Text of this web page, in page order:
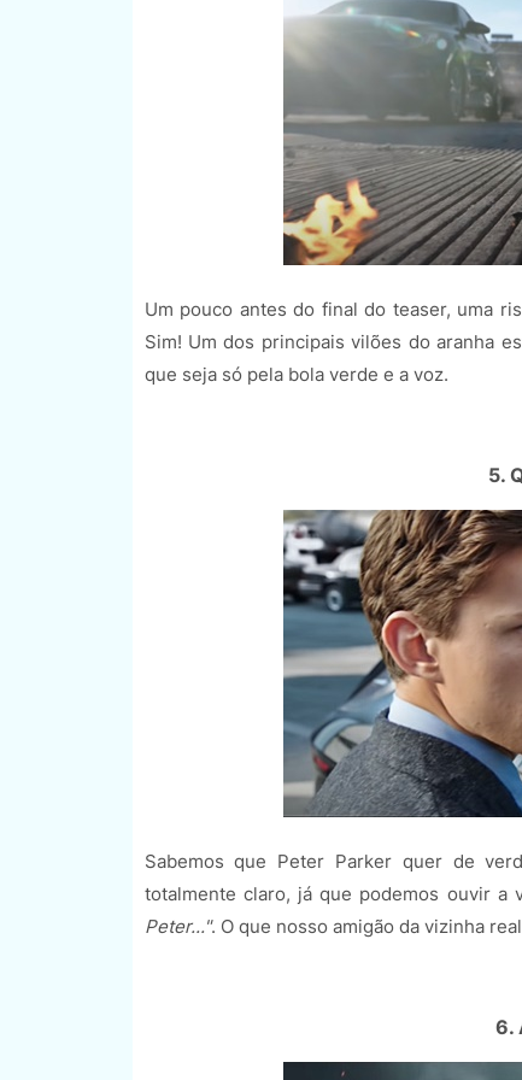
Um pouco antes do final do teaser, uma
Sim! Um dos principais vilões do aranha
que seja só pela bola verde e a voz.
5.
Sabemos que Peter Parker quer de
totalmente claro, já que podemos ouvir a
Peter...". O que nosso amigão da vizinha
6.